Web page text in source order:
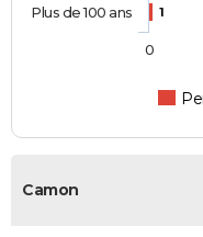
1
Plus de 100 ans
0
Camon